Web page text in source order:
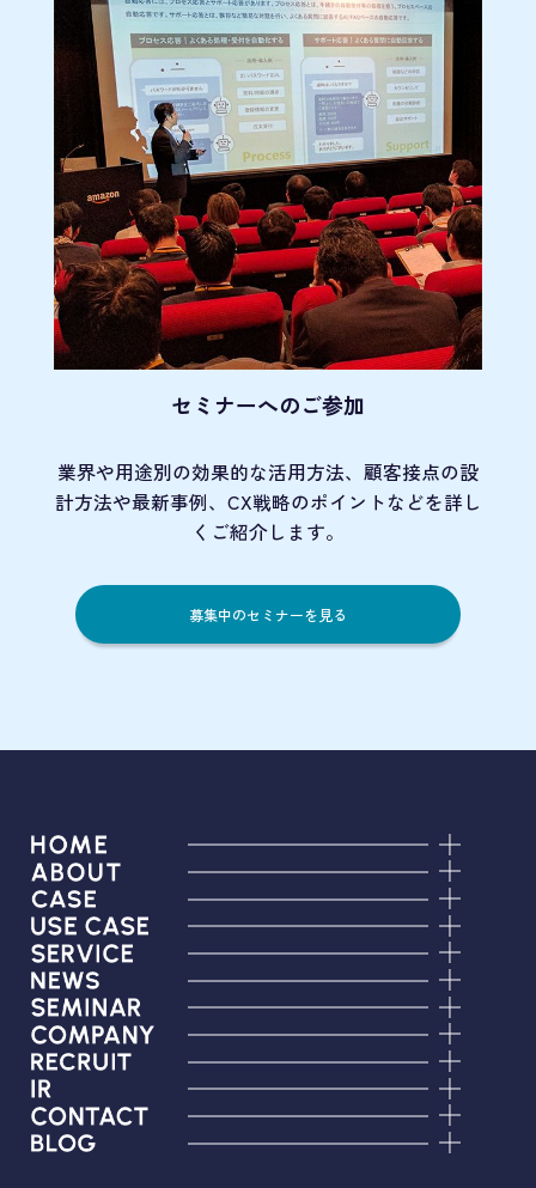
セミナーへのご参加
業界や用途別の効果的な活用方法、顧客接点の設
計方法や最新事例、CX戦略のポイントなどを詳し
くご紹介します。
募集中のセミナーを見る